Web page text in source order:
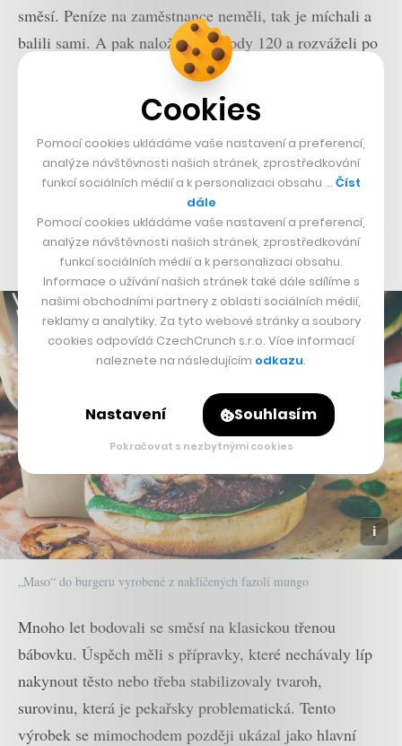
směsí. Peníze na zaměstnance neměli, tak je míchali a
balili sami. A pak naložili do Škody 120 a rozváželi po
pekařích v celé republice. Z Otic, nedaleko Opavy, kde
Semix Pluso začínal jako malá firma, kterou založil
Kamil Lisal se dvěma kamarády. S jedním z nich,
Pavlem Kratochvílem, v ní působí dodnes. Po dvou
letech se k nim přidal dnešní CEO Michal Čižmár, a tak
se počet zdejších nejvyšších šéfů zvýšil zase na tři.
„Maso“ do burgeru vyrobené z naklíčených fazolí mungo
Mnoho let bodovali se směsí na klasickou třenou
bábovku. Úspěch měli s přípravky, které nechávaly líp
nakynout těsto nebo třeba stabilizovaly tvaroh,
surovinu, která je pekařsky problematická. Tento
výrobek se mimochodem později ukázal jako hlavní
Cookies
Pomocí cookies ukládáme vaše nastavení a preferencí,
analýze návštěvnosti našich stránek, zprostředkování
funkcí sociálních médií a k personalizaci obsahu … Číst
dále
Pomocí cookies ukládáme vaše nastavení a preferencí,
analýze návštěvnosti našich stránek, zprostředkování
funkcí sociálních médií a k personalizaci obsahu.
Informace o užívání našich stránek také dále sdílíme s
našimi obchodními partnery z oblasti sociálních médií,
reklamy a analytiky. Za tyto webové stránky a soubory
cookies odpovídá CzechCrunch s.r.o. Více informací
naleznete na následujícím odkazu.
Nastavení Souhlasím
Pokračovat s nezbytnými cookies